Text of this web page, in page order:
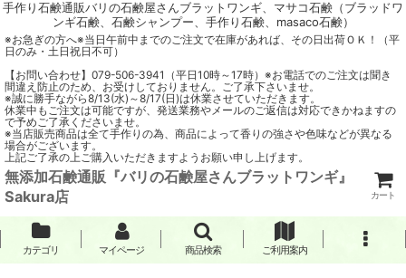
手作り石鹸通販バリの石鹸屋さんブラットワンギ、マサコ石鹸（ブラッドワ
ンギ石鹸、石鹸シャンプー、手作り石鹸、masaco石鹸）
※お急ぎの方へ※当日午前中までのご注文で在庫があれば、その日出荷ＯＫ！（平
日のみ・土日祝日不可）
【お問い合わせ】079-506-3941（平日10時～17時）※お電話でのご注文は聞き
間違え防止のため、お受けしておりません。ご了承下さいませ。
※誠に勝手ながら8/13(水)～8/17(日)は休業させていただきます。
休業中もご注文は可能ですが、発送業務やメールのご返信は対応できかねますの
で予めご了承くださいませ。
※当店販売商品は全て手作りの為、商品によって香りの強さや色味などが異なる
場合がございます。
上記ご了承の上ご購入いただきますようお願い申し上げます。
無添加石鹸通販『バリの石鹸屋さんブラットワンギ』
Sakura店
カート
カテゴリ マイページ 商品検索 ご利用案内